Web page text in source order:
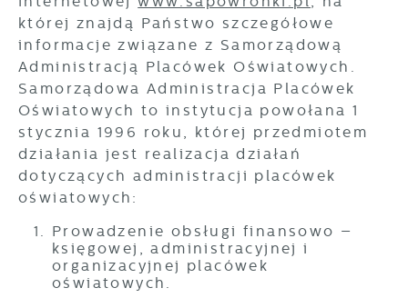
której znajdą Państwo szczegółowe
informacje związane z Samorządową
Administracją Placówek Oświatowych.
Samorządowa Administracja Placówek
Oświatowych to instytucja powołana 1
stycznia 1996 roku, której przedmiotem
działania jest realizacja działań
dotyczących administracji placówek
oświatowych:
Prowadzenie obsługi finansowo –
księgowej, administracyjnej i
organizacyjnej placówek
oświatowych.
gwarantuje dostępność wszystkich
funkcjonalności.
prezentowania Ci naszych komunikatów na
podstawie analizy Twoich upodobań oraz
Twoich zwyczajów dotyczących przeglądanej
witryny internetowej. Treści promocyjne mogą
pojawić się na stronach podmiotów trzecich
lub firm będących naszymi partnerami oraz
innych dostawców usług. Firmy te działają w
charakterze pośredników prezentujących nasze
treści w postaci wiadomości, ofert,
komunikatów mediów społecznościowych.
Więcej